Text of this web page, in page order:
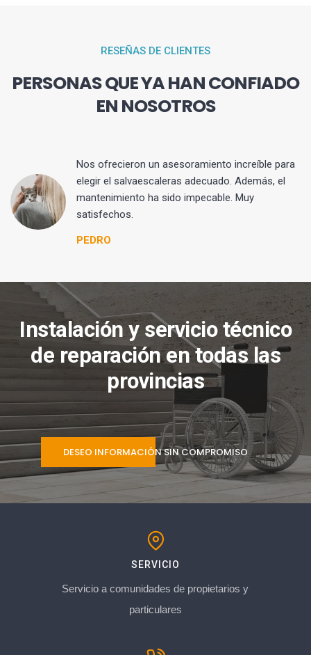
RESEÑAS DE CLIENTES
PERSONAS QUE YA HAN CONFIADO
EN NOSOTROS
Nos ofrecieron un asesoramiento increíble para
elegir el salvaescaleras adecuado. Además, el
mantenimiento ha sido impecable. Muy
satisfechos.
PEDRO
Instalación y servicio técnico
de reparación en todas las
provincias
DESEO INFORMACIÓN SIN COMPROMISO
SERVICIO
Servicio a comunidades de propietarios y
particulares